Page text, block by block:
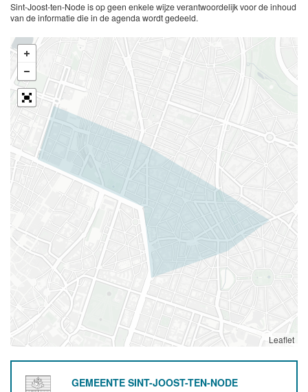
Sint-Joost-ten-Node is op geen enkele wijze verantwoordelijk voor de inhoud
van de informatie die in de agenda wordt gedeeld.
Leaflet
GEMEENTE SINT-JOOST-TEN-NODE